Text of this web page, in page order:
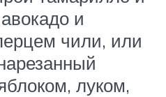
и
чили, или
луком,